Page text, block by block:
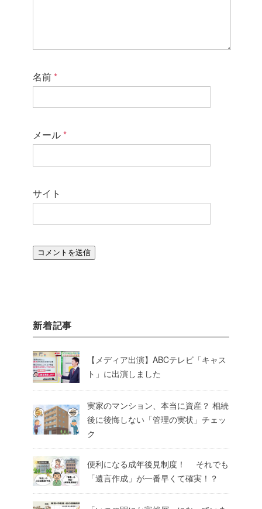
名前*
メール*
サイト
新着記事
【メディア出演】ABCテレビ「キャス
ト」に出演しました
実家のマンション、本当に資産？ 相続
後に後悔しない「管理の実状」チェッ
ク
便利になる成年後見制度！ それでも
「遺言作成」が一番早くて確実！？